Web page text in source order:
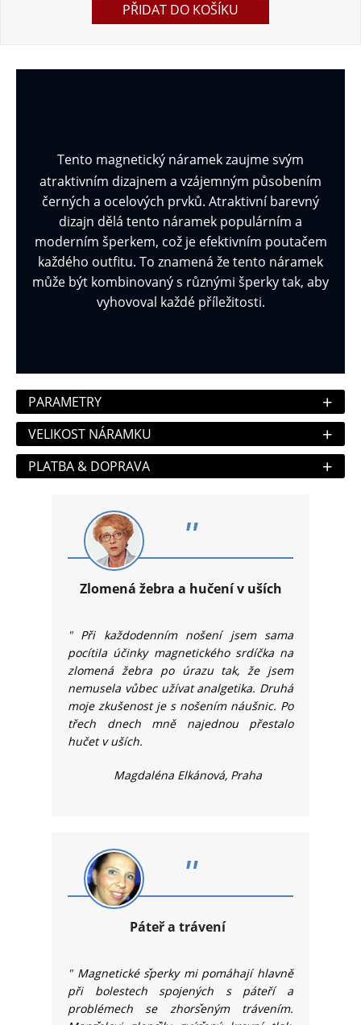
PŘIDAT DO KOŠÍKU
Tento magnetický náramek zaujme svým
atraktivním dizajnem a vzájemným působením
černých a ocelových prvků. Atraktivní barevný
dizajn dělá tento náramek populárním a
moderním šperkem, což je efektivním poutačem
každého outfitu. To znamená že tento náramek
může být kombinovaný s různými šperky tak, aby
vyhovoval každé příležitosti.
PARAMETRY +
VELIKOST NÁRAMKU +
PLATBA & DOPRAVA +
"
Zlomená žebra a hučení v uších
" Při každodenním nošení jsem sama
pocítila účinky magnetického srdíčka na
zlomená žebra po úrazu tak, že jsem
nemusela vůbec užívat analgetika. Druhá
moje zkušenost je s nošením náušnic. Po
třech dnech mně najednou přestalo
hučet v uších.
Magdaléna Elkánová, Praha
"
Páteř a trávení
" Magnetické sperky mi pomáhají hlavně
při bolestech spojených s páteří a
problémech se zhorseným trávením.